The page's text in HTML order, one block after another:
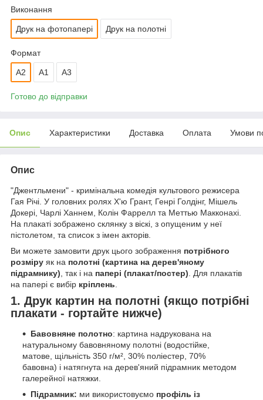
Виконання
Друк на фотопапері Друк на полотні
Формат
A2 А1 A3
Готово до відправки
Опис Характеристики Доставка Оплата Умови
Опис
"Джентльмени" - кримінальна комедія культового режисера
Гая Річі. У головних ролях Х'ю Грант, Генрі Голдінг, Мішель
Докері, Чарлі Ханнем, Колін Фаррелл та Меттью Макконахі.
На плакаті зображено склянку з віскі, з опущеним у неї
пістолетом, та список з імен акторів.
Ви можете замовити друк цього зображення потрібного
розміру як на полотні (картина на дерев'яному
підрамнику) , так і на папері (плакат/постер) . Для плакатів
на папері є вибір кріплень
1. Друк картин на полотні (якщо потрібні
плакати - гортайте нижче)
Бавовняне полотно: картина надрукована на
натуральному бавовняному полотні (водостійке,
матове, щільність 350 г/м², 30% поліестер, 70%
бавовна) і натягнута на дерев'яний підрамник методом
галерейної натяжки.
Підрамник: ми використовуємо профіль із